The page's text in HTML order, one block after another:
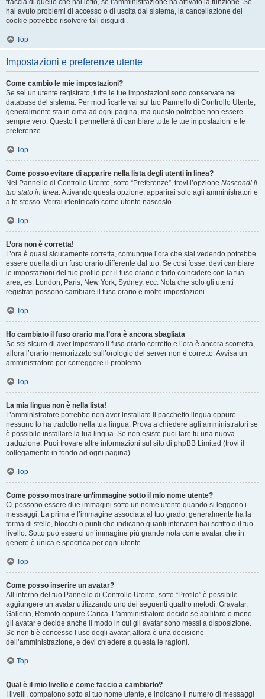
traccia di quello che hai letto, se l’amministrazione ha attivato la funzione. Se
hai avuto problemi di accesso o di uscita dal sistema, la cancellazione dei
cookie potrebbe risolvere tali disguidi.
Top
Impostazioni e preferenze utente
Come cambio le mie impostazioni?
Se sei un utente registrato, tutte le tue impostazioni sono conservate nel
database del sistema. Per modificarle vai sul tuo Pannello di Controllo Utente;
generalmente sta in cima ad ogni pagina, ma questo potrebbe non essere
sempre vero. Questo ti permetterà di cambiare tutte le tue impostazioni e le
preferenze.
Top
Come posso evitare di apparire nella lista degli utenti in linea?
Nel Pannello di Controllo Utente, sotto “Preferenze”, trovi l’opzione Nascondi il
tuo stato in linea. Attivando questa opzione, apparirai solo agli amministratori e
a te stesso. Verrai identificato come utente nascosto.
Top
L’ora non è corretta!
L’ora è quasi sicuramente corretta, comunque l’ora che stai vedendo potrebbe
essere quella di un fuso orario differente dal tuo. Se così fosse, devi cambiare
le impostazioni del tuo profilo per il fuso orario e farlo coincidere con la tua
area, es. London, Paris, New York, Sydney, ecc. Nota che solo gli utenti
registrati possono cambiare il fuso orario e molte impostazioni.
Top
Ho cambiato il fuso orario ma l’ora è ancora sbagliata
Se sei sicuro di aver impostato il fuso orario corretto e l’ora è ancora scorretta,
allora l’orario memorizzato sull’orologio del server non è corretto. Avvisa un
amministratore per correggere il problema.
Top
La mia lingua non è nella lista!
L’amministratore potrebbe non aver installato il pacchetto lingua oppure
nessuno lo ha tradotto nella tua lingua. Prova a chiedere agli amministratori se
è possibile installare la tua lingua. Se non esiste puoi fare tu una nuova
traduzione. Puoi trovare altre informazioni sul sito di phpBB Limited (trovi il
collegamento in fondo ad ogni pagina).
Top
Come posso mostrare un’immagine sotto il mio nome utente?
Ci possono essere due immagini sotto un nome utente quando si leggono i
messaggi. La prima è l’immagine associata al tuo grado, generalmente ha la
forma di stelle, blocchi o punti che indicano quanti interventi hai scritto o il tuo
livello. Sotto può esserci un’immagine più grande nota come avatar, che in
genere è unica e specifica per ogni utente.
Top
Come posso inserire un avatar?
All’interno del tuo Pannello di Controllo Utente, sotto “Profilo” è possibile
aggiungere un avatar utilizzando uno dei seguenti quattro metodi: Gravatar,
Galleria, Remoto oppure Carica. L’amministratore decide se abilitare o meno
gli avatar e decide anche il modo in cui gli avatar sono messi a disposizione.
Se non ti è concesso l’uso degli avatar, allora è una decisione
dell’amministrazione, e devi chiedere a questa le ragioni.
Top
Qual è il mio livello e come faccio a cambiarlo?
I livelli, compaiono sotto al tuo nome utente, e indicano il numero di messaggi